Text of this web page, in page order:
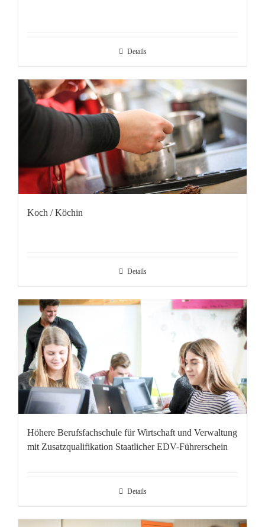
Details
Koch / Köchin
Details
Höhere Berufsfachschule für Wirtschaft und Verwaltung
mit Zusatzqualifikation Staatlicher EDV-Führerschein
Details